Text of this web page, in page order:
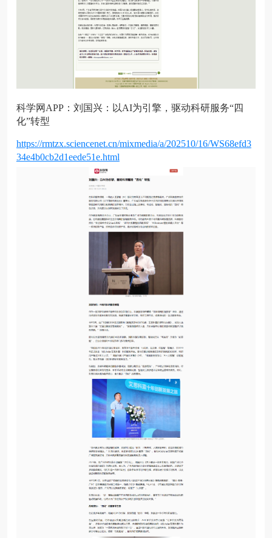
科学网APP：刘国兴：以AI为引擎，驱动科研服务“四
化”转型
https://rmtzx.sciencenet.cn/mixmedia/a/202510/16/WS68efd3
34e4b0cb2d1eede51e.html